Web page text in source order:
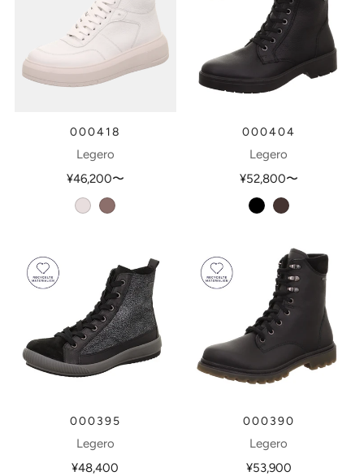
000418
Legero
¥46,200〜
offwhitedarkclay
000404
Legero
¥52,800〜
schwarzossido
000395
Legero
¥48,400
000390
Legero
¥53,900